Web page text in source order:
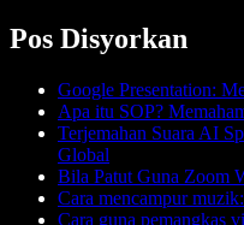
Pos Disyorkan
Google Presentation:
Apa itu SOP?
Terjemahan Suara AI
Global
Bila Patut Guna Zoom
Cara mencampur
Cara guna pemangkas